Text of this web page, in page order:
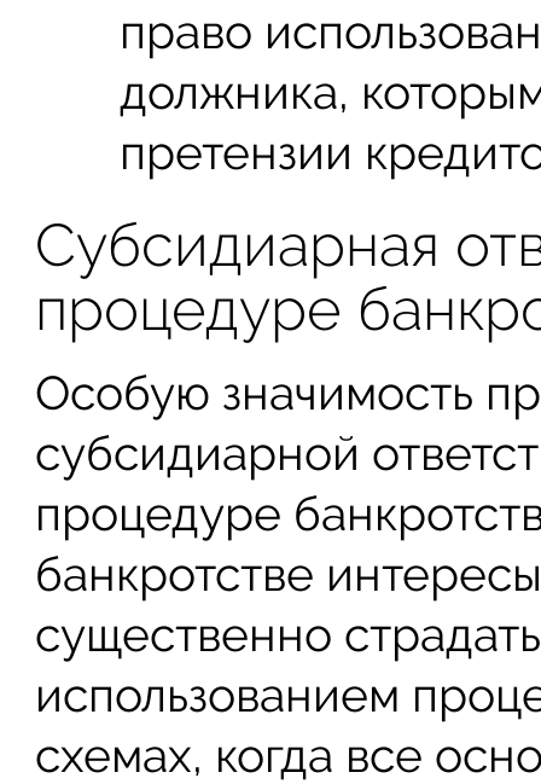
право
должника,
претензии
Субсидиарная
процедуре
Особую значимость
субсидиарной
процедуре
банкротстве
существенно
использованием
схемах, когда все